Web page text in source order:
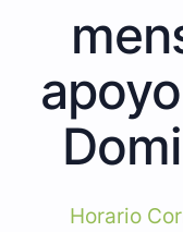
Horario